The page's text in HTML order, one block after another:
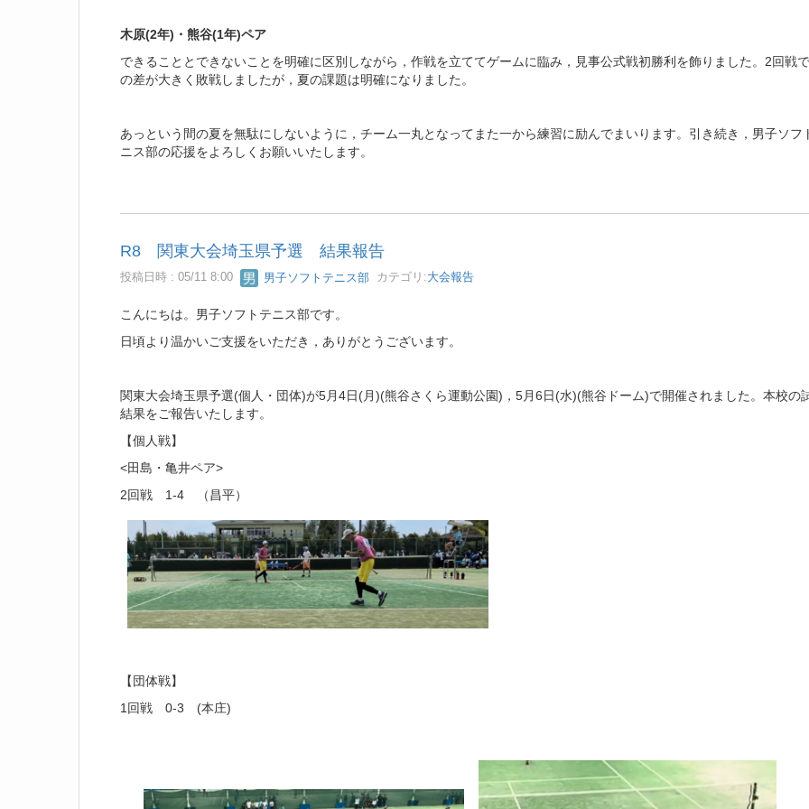
木原(2年)・熊谷(1年)ペア
できることとできないことを明確に区別しながら，作戦を立ててゲームに臨み，見事公式戦初勝利を飾りました。2回戦
の差が大きく敗戦しましたが，夏の課題は明確になりました。
あっという間の夏を無駄にしないように，チーム一丸となってまた一から練習に励んでまいります。引き続き，男子ソフ
ニス部の応援をよろしくお願いいたします。
R8 関東大会埼玉県予選 結果報告
投稿日時 : 05/11 8:00 男子ソフトテニス部 カテゴリ:大会報告
こんにちは。男子ソフトテニス部です。
日頃より温かいご支援をいただき，ありがとうございます。
関東大会埼玉県予選(個人・団体)が5月4日(月)(熊谷さくら運動公園)，5月6日(水)(熊谷ドーム)で開催されました。本校の
結果をご報告いたします。
【個人戦】
<田島・亀井ペア>
2回戦 1-4 （昌平）
【団体戦】
1回戦 0-3 (本庄)